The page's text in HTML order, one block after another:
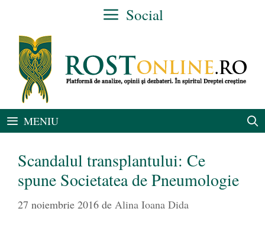
conținut
Social
MENIU
Scandalul transplantului: Ce
spune Societatea de Pneumologie
27 noiembrie 2016 de Alina Ioana Dida